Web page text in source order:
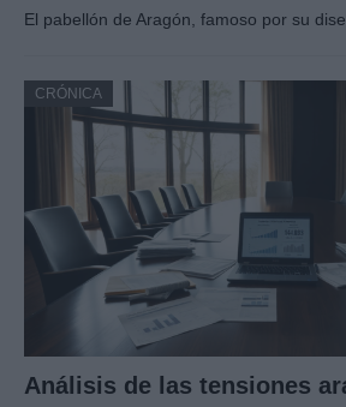
El pabellón de Aragón, famoso por su
CRÓNICA
Análisis de las tensiones